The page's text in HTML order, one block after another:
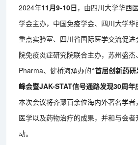
2024年11月9-10日，由四川大学华西
学会主办，中国免疫学会、四川大学
重点实验室、四川省国际医学交流促
院免疫炎症研究院联合主办，苏州盛
Pharma、健桥海承办的“首届创新药
峰会暨JAK-STAT信号通路发现30周年
本次会议将齐聚百余位海内外著名学
医学以及药物治疗的成果，并和与会
动。